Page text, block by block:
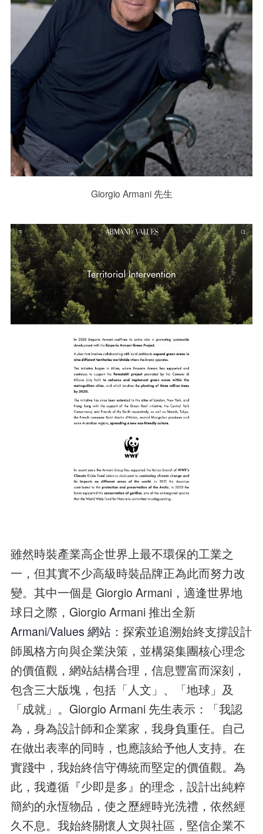
Giorgio Armani 先生
雖然時裝產業高企世界上最不環保的工業之
一，但其實不少高級時裝品牌正為此而努力改
變。其中一個是 Giorgio Armani，適逢世界地
球日之際，Giorgio Armani 推出全新
Armani/Values 網站：探索並追溯始終支撐設計
師風格方向與企業決策，並構築集團核心理念
的價值觀，網站結構合理，信息豐富而深刻，
包含三大版塊，包括「人文」、「地球」及
「成就」。Giorgio Armani 先生表示：「我認
為，身為設計師和企業家，我身負重任。自己
在做出表率的同時，也應該給予他人支持。在
實踐中，我始終信守傳統而堅定的價值觀。為
此，我遵循『少即是多』的理念，設計出純粹
簡約的永恆物品，使之歷經時光洗禮，依然經
久不息。我始終關懷人文與社區，堅信企業不